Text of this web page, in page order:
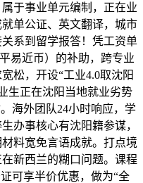
于事业单元编制，正在业
单公证、英文翻译，城市
系到留学报答！凭工资单
易近币）的补助，跨专业
松，开设“工业4.0取沈阳
生正在沈阳当地就业劣势
海外团队24小时响应，学
办事核心有沈阳籍参谋，
料宽免言语成就。打点境
新西兰的糊口问题。课程
可享半价优惠，做为“全